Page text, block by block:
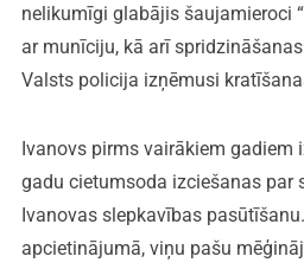
nelikumīgi glabājis šaujamieroci
ar munīciju, kā arī
Valsts policija izņēmusi
Ivanovs pirms vairākiem gadiem
gadu cietumsoda izciešanas par
Ivanovas slepkavības
apcietinājumā, viņu pašu